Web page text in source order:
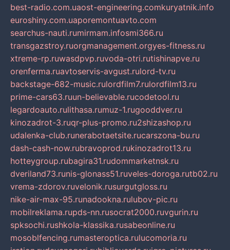
best-radio.com.uaost-engineering.comkuryatnik.info
euroshiny.com.uaporemontuavto.com
searchus-nauti.rumirmam.infosmi366.ru
transgazstroy.ruorgmanagement.orgyes-fitness.ru
xtreme-rp.ruwasdpvp.ruvoda-otri.rutishinapve.ru
orenferma.ruavtoservis-avgust.rulord-tv.ru
backstage-682-music.rulordfilm7.rulordfilm13.ru
prime-cars63.ruun-believable.rucodetool.ru
legardoauto.rulithasa.rumuz-1.rugooddver.ru
kinozadrot-3.ruqr-plus-promo.ru2shizashop.ru
udalenka-club.runerabotaetsite.rucarszona-bu.ru
dash-cash-now.rubravoprod.rukinozadrot13.ru
hotteygroup.rubagira31.rudommarketnsk.ru
dveriland73.runis-glonass51.ruveles-doroga.rutb02.ru
vrema-zdorov.ruvelonik.rusurgutgloss.ru
nike-air-max-95.runadookna.rulubov-pic.ru
mobilreklama.rupds-nn.rusocrat2000.ruvgurin.ru
spksochi.rushkola-klassika.rusabeonline.ru
mosoblfencing.rumasteroptica.rulucomoria.ru